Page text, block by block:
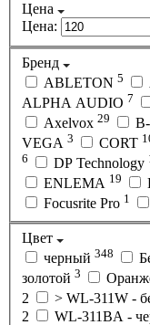
Цена
Цена:
Бренд
ABLETON 5
ALPHA AUDIO 7
Axelvox 29
VEGA 3 CORT
6 DP Technology
ENLEMA 19
Focusrite Pro 1
Цвет
черный 348
золотой 3
2 > WL-311W -
2
WL-311BA -